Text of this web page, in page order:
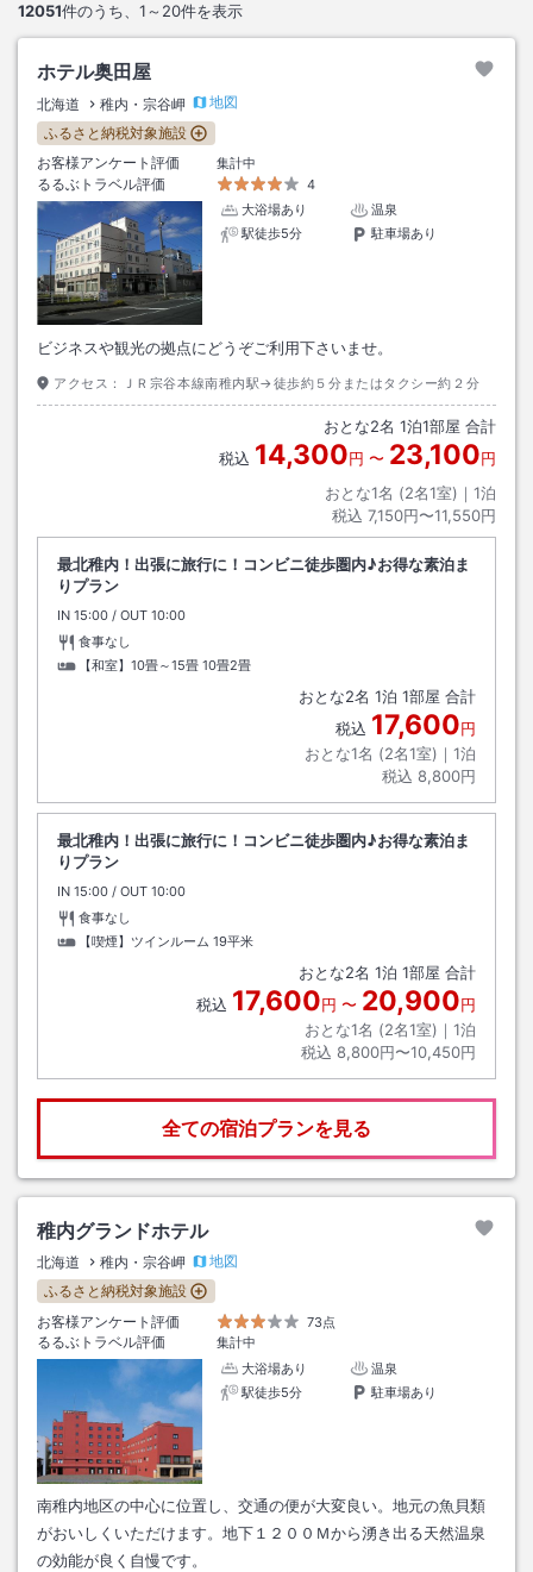
12051件のうち、 1～20件を表示
ホテル奥田屋
北海道 稚内・宗谷岬
地図
ふるさと納税対象施設
お客様アンケート評価
集計中
るるぶトラベル評価
4
大浴場あり
温泉
駅徒歩5分
駐車場あり
ビジネスや観光の拠点にどうぞご利用下さいませ。
アクセス： ＪＲ宗谷本線南稚内駅→徒歩約５分またはタクシー約２分
おとな2名 1泊1部屋 合計
税込 14,300円 〜 23,100円
おとな1名 (2名1室)｜ 1泊
税込 7,150円〜11,550円
最北稚内！出張に旅行に！コンビニ徒歩圏内♪お得な素泊ま
りプラン
IN チェックイン
15:00 / OUT チェックアウト
10:00
食事なし
【和室】10畳～15畳 10畳2畳
おとな2名 1泊 1部屋 合計
税込 17,600円
おとな1名 (2名1室)｜ 1泊
税込 8,800円
最北稚内！出張に旅行に！コンビニ徒歩圏内♪お得な素泊ま
りプラン
IN チェックイン
15:00 / OUT チェックアウト
10:00
食事なし
【喫煙】ツインルーム 19平米
おとな2名 1泊 1部屋 合計
税込 17,600円 〜 20,900円
おとな1名 (2名1室)｜ 1泊
税込 8,800円〜10,450円
全ての宿泊プランを見る
稚内グランドホテル
北海道 稚内・宗谷岬
地図
ふるさと納税対象施設
お客様アンケート評価
73点
るるぶトラベル評価
集計中
大浴場あり
温泉
駅徒歩5分
駐車場あり
南稚内地区の中心に位置し、交通の便が大変良い。地元の魚貝類
がおいしくいただけます。地下１２００Ｍから湧き出る天然温泉
の効能が良く自慢です。